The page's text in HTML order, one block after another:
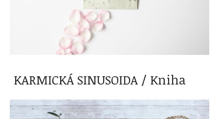
KARMICKÁ SINUSOIDA / Kniha